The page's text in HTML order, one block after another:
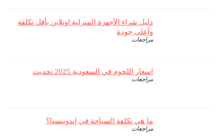
دليل شراء الأجهزة المنزلية اونلاين بأقل تكلفة
وأعلى جودة
مراجعات
اسعار اللحوم في السعودية 2025 تحديث
مراجعات
ما هي تكلفة السياحة في إندونيسيا؟
مراجعات